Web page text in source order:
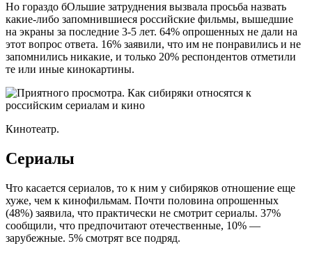
Но гораздо бОльшие затруднения вызвала просьба назвать
какие-либо запомнившиеся российские фильмы, вышедшие
на экраны за последние 3-5 лет. 64% опрошенных не дали на
этот вопрос ответа. 16% заявили, что им не понравились и не
запомнились никакие, и только 20% респондентов отметили
те или иные кинокартины.
Кинотеатр.
Сериалы
Что касается сериалов, то к ним у сибиряков отношение еще
хуже, чем к кинофильмам. Почти половина опрошенных
(48%) заявила, что практически не смотрит сериалы. 37%
сообщили, что предпочитают отечественные, 10% —
зарубежные. 5% смотрят все подряд.